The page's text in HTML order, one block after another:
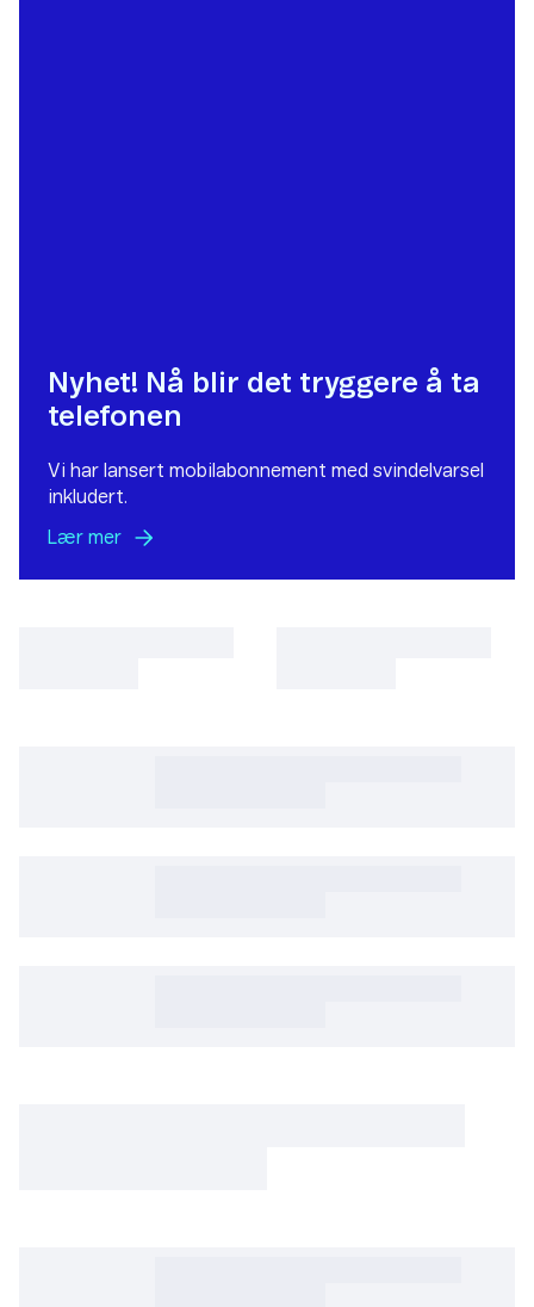
Nyhet! Nå blir det tryggere å ta
telefonen
Vi har lansert mobilabonnement med svindelvarsel
inkludert.
Lær mer